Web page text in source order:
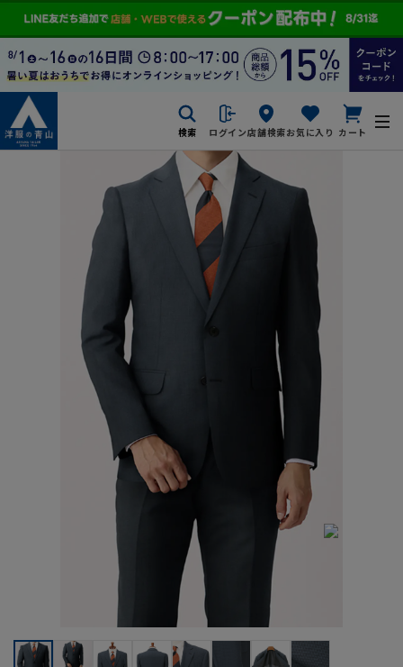
検索 ログイン店舗検索お気に入り カート